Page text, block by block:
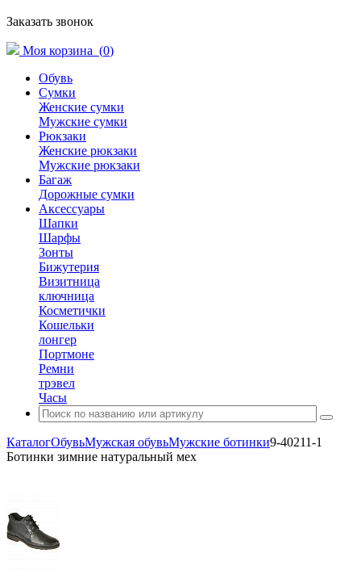
Заказать звонок
Моя корзина (0)
Обувь
Сумки
Женские сумки
Мужские сумки
Рюкзаки
Женские рюкзаки
Мужские рюкзаки
Багаж
Дорожные сумки
Аксессуары
Шапки
Шарфы
Зонты
Бижутерия
Визитница
ключница
Косметички
Кошельки
лонгер
Портмоне
Ремни
трэвел
Часы
КаталогОбувьМужская обувьМужские ботинки9-40211-1
Ботинки зимние натуральный мех